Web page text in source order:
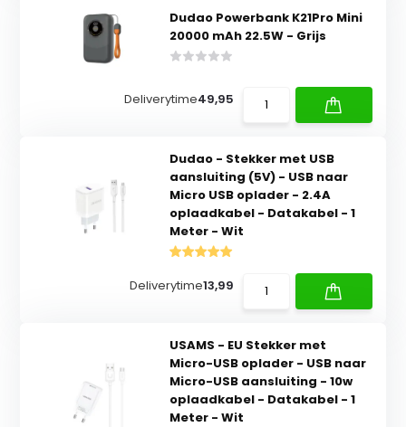
Dudao Powerbank K21Pro Mini
20000 mAh 22.5W - Grijs
Deliverytime49,95
Dudao - Stekker met USB
aansluiting (5V) - USB naar
Micro USB oplader - 2.4A
oplaadkabel - Datakabel - 1
Meter - Wit
Deliverytime13,99
USAMS - EU Stekker met
Micro-USB oplader - USB naar
Micro-USB aansluiting - 10w
oplaadkabel - Datakabel - 1
Meter - Wit